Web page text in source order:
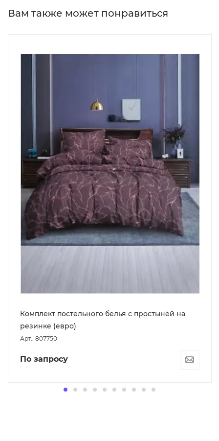
Вам также может понравиться
Комплект постельного белья с простынёй на
резинке (евро)
Арт.: 807750
По запросу